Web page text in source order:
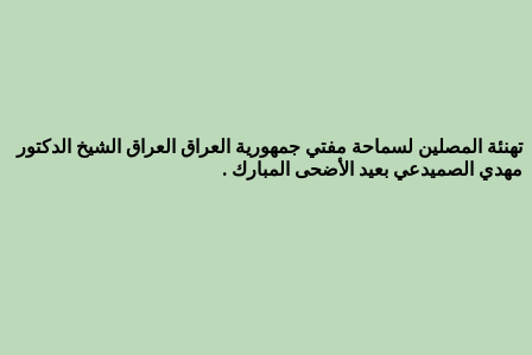
تهنئة المصلين لسماحة مفتي جمهورية العراق العراق الشيخ الدكتور
مهدي الصميدعي بعيد الأضحى المبارك .